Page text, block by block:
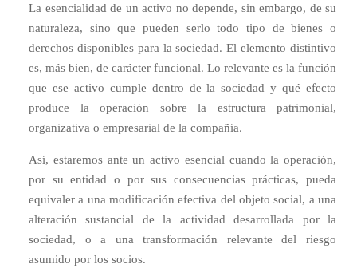
La esencialidad de un activo no depende, sin embargo, de su
naturaleza, sino que pueden serlo todo tipo de bienes o
derechos disponibles para la sociedad. El elemento distintivo
es, más bien, de carácter funcional. Lo relevante es la función
que ese activo cumple dentro de la sociedad y qué efecto
produce la operación sobre la estructura patrimonial,
organizativa o empresarial de la compañía.
Así, estaremos ante un activo esencial cuando la operación,
por su entidad o por sus consecuencias prácticas, pueda
equivaler a una modificación efectiva del objeto social, a una
alteración sustancial de la actividad desarrollada por la
sociedad, o a una transformación relevante del riesgo
asumido por los socios.